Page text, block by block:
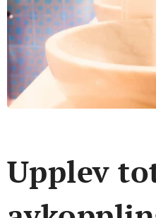
Upplev